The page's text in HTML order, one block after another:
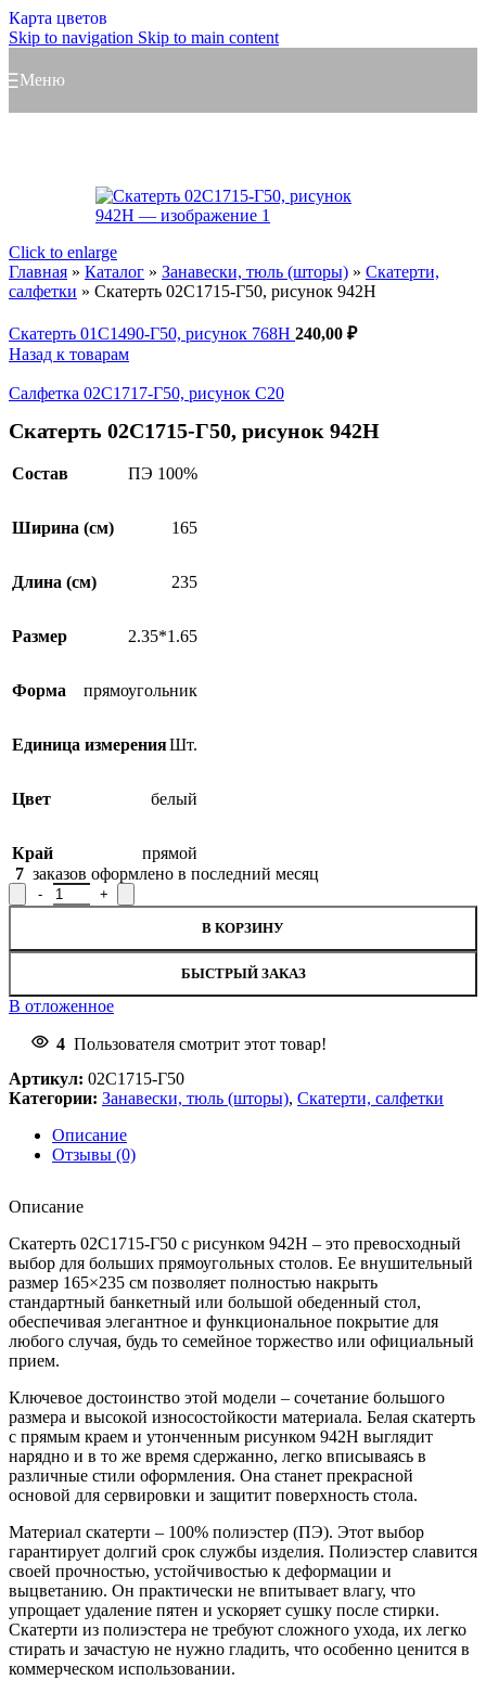
Карта цветов
Skip to navigation Skip to main content
Меню
Click to enlarge
Главная » Каталог » Занавески, тюль (шторы) » Скатерти,
салфетки » Скатерть 02С1715-Г50, рисунок 942Н
Скатерть 01С1490-Г50, рисунок 768Н 240,00 ₽
Назад к товарам
Салфетка 02С1717-Г50, рисунок С20
Скатерть 02С1715-Г50, рисунок 942Н
Состав ПЭ 100%
Ширина (см) 165
Длина (см) 235
Размер 2.35*1.65
Форма прямоугольник
Единица измеренияШт.
Цвет белый
Край
прямой
7 заказов оформлено в последний месяц
Количество товара Скатерть 02С1715-Г50, рисунок 942Н
В КОРЗИНУ
БЫСТРЫЙ ЗАКАЗ
В отложенное
4 Пользователя смотрит этот товар!
Артикул: 02С1715-Г50
Категории: Занавески, тюль (шторы), Скатерти, салфетки
Описание
Отзывы (0)
Описание
Скатерть 02С1715-Г50 с рисунком 942Н – это превосходный
выбор для больших прямоугольных столов. Ее внушительный
размер 165×235 см позволяет полностью накрыть
стандартный банкетный или большой обеденный стол,
обеспечивая элегантное и функциональное покрытие для
любого случая, будь то семейное торжество или официальный
прием.
Ключевое достоинство этой модели – сочетание большого
размера и высокой износостойкости материала. Белая скатерть
с прямым краем и утонченным рисунком 942Н выглядит
нарядно и в то же время сдержанно, легко вписываясь в
различные стили оформления. Она станет прекрасной
основой для сервировки и защитит поверхность стола.
Материал скатерти – 100% полиэстер (ПЭ). Этот выбор
гарантирует долгий срок службы изделия. Полиэстер славится
своей прочностью, устойчивостью к деформации и
выцветанию. Он практически не впитывает влагу, что
упрощает удаление пятен и ускоряет сушку после стирки.
Скатерти из полиэстера не требуют сложного ухода, их легко
стирать и зачастую не нужно гладить, что особенно ценится в
коммерческом использовании.